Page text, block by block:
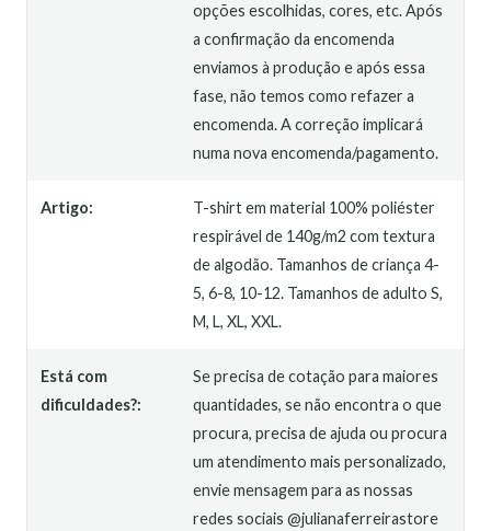
opções escolhidas, cores, etc. Após
a confirmação da encomenda
enviamos à produção e após essa
fase, não temos como refazer a
encomenda. A correção implicará
numa nova encomenda/pagamento.
Artigo:
T-shirt em material 100% poliéster
respirável de 140g/m2 com textura
de algodão. Tamanhos de criança 4-
5, 6-8, 10-12. Tamanhos de adulto S,
M, L, XL, XXL.
Está com
dificuldades?:
Se precisa de cotação para maiores
quantidades, se não encontra o que
procura, precisa de ajuda ou procura
um atendimento mais personalizado,
envie mensagem para as nossas
redes sociais @julianaferreirastore